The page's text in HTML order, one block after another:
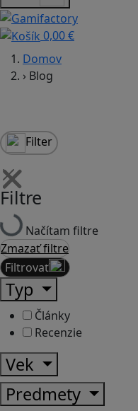
0,00 €
Domov
› Blog
Filter
Filtre
Načítam filtre
Zmazať filtre
Filtrovať
Typ
Články
Recenzie
Vek
Predmety